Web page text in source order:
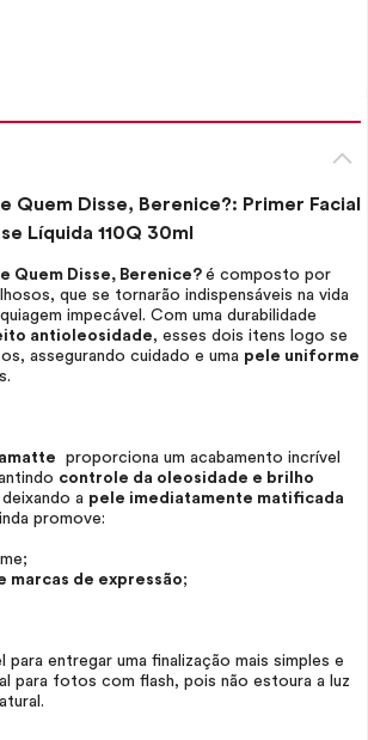
Quem Disse, Berenice?: Primer Facial
Líquida 110Q 30ml
Quem Disse, Berenice? é composto por
que se tornarão indispensáveis na vida
impecável. Com uma durabilidade
antioleosidade, esses dois itens logo se
assegurando cuidado e uma pele uniforme
proporciona um acabamento incrível
controle da oleosidade e brilho
a pele imediatamente matificada
promove:
marcas de expressão;
para entregar uma finalização mais simples e
para fotos com flash, pois não estoura a luz